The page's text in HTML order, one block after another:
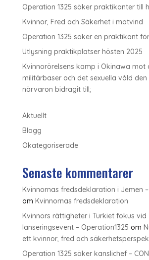
Operation 1325 söker praktikanter till
Kvinnor, Fred och Säkerhet i motvind
Operation 1325 söker en praktikant
Utlysning praktikplatser hösten 2025
Kvinnorörelsens kamp i Okinawa mot
militärbaser och det sexuella våld
närvaron bidragit till;
Aktuellt
Blogg
Okategoriserade
Senaste kommentarer
Kvinnornas fredsdeklaration i Jemen
om Kvinnornas fredsdeklaration
Kvinnors rättigheter i Turkiet fokus vid
lanseringsevent – Operation1325 om
ett kvinnor, fred och
Operation 1325 söker kanslichef –